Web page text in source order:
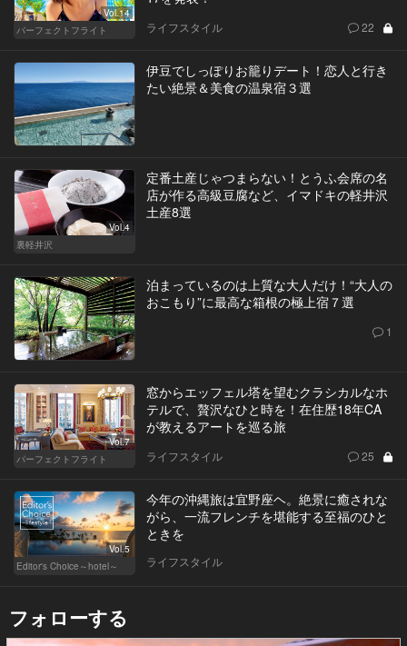
Vol.14
パーフェクトフライト
ライフスタイル 22
伊豆でしっぽりお籠りデート！恋人と行き
たい絶景＆美食の温泉宿３選
Vol.4
裏軽井沢
定番土産じゃつまらない！とうふ会席の名
店が作る高級豆腐など、イマドキの軽井沢
土産8選
泊まっているのは上質な大人だけ！“大人の
おこもり”に最高な箱根の極上宿７選
1
Vol.7
パーフェクトフライト
窓からエッフェル塔を望むクラシカルなホ
テルで、贅沢なひと時を！在住歴18年CA
が教えるアートを巡る旅
ライフスタイル 25
Vol.5
Editor's Choice～hotel～
今年の沖縄旅は宜野座ヘ。絶景に癒されな
がら、一流フレンチを堪能する至福のひと
ときを
ライフスタイル
フォローする